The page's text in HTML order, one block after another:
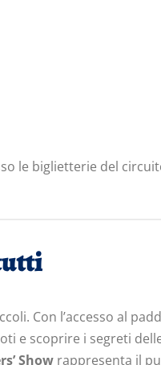
le biglietterie del
Con l’accesso al
e scoprire i segreti
Show rappresenta il